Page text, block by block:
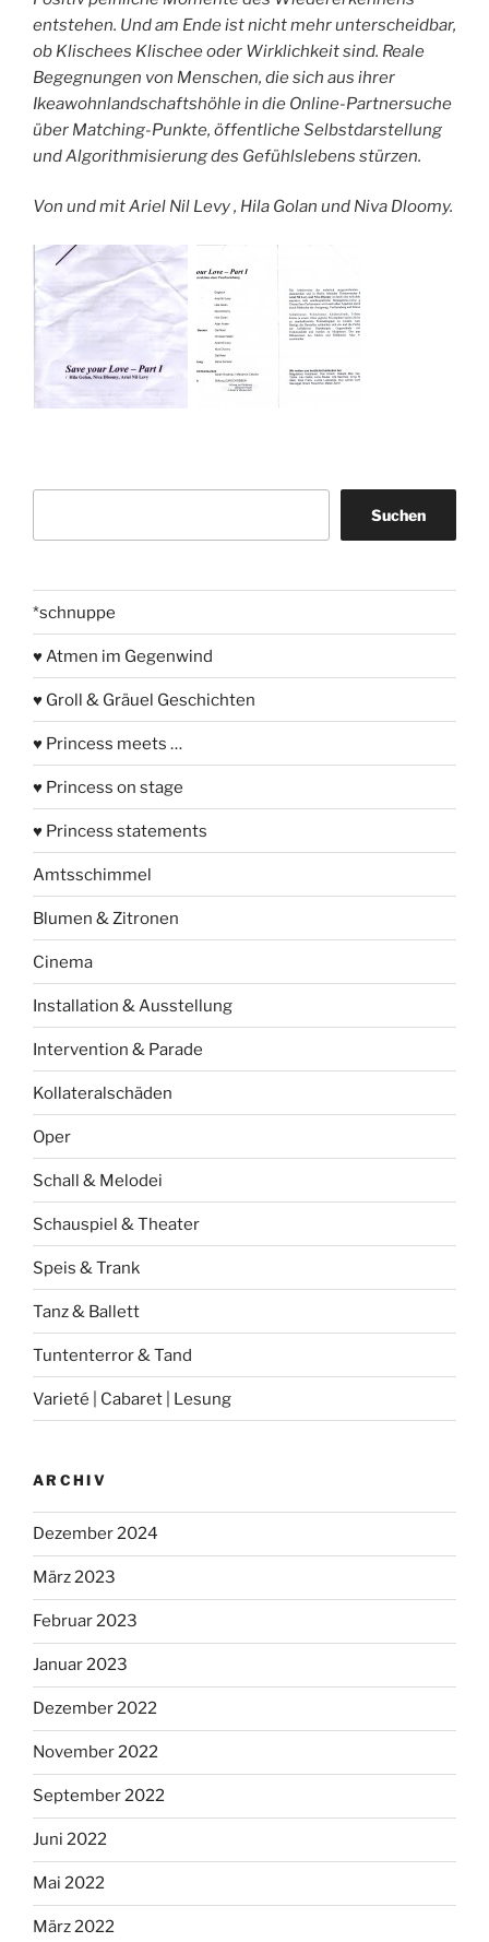
entstehen. Und am Ende ist nicht mehr unterscheidbar,
ob Klischees Klischee oder Wirklichkeit sind. Reale
Begegnungen von Menschen, die sich aus ihrer
Ikeawohnlandschaftshöhle in die Online-Partnersuche
über Matching-Punkte, öffentliche Selbstdarstellung
und Algorithmisierung des Gefühlslebens stürzen.
Von und mit Ariel Nil Levy , Hila Golan und Niva Dloomy.
Suchen
*schnuppe
♥ Atmen im Gegenwind
♥ Groll & Gräuel Geschichten
♥ Princess meets …
♥ Princess on stage
♥ Princess statements
Amtsschimmel
Blumen & Zitronen
Cinema
Installation & Ausstellung
Intervention & Parade
Kollateralschäden
Oper
Schall & Melodei
Schauspiel & Theater
Speis & Trank
Tanz & Ballett
Tuntenterror & Tand
Varieté | Cabaret | Lesung
ARCHIV
Dezember 2024
März 2023
Februar 2023
Januar 2023
Dezember 2022
November 2022
September 2022
Juni 2022
Mai 2022
März 2022